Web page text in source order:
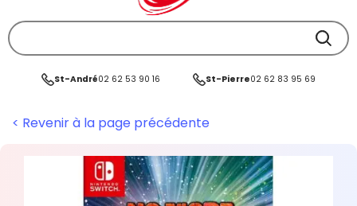
St-André02 62 53 90 16 St-Pierre02 62 83 95 69
< Revenir à la page précédente